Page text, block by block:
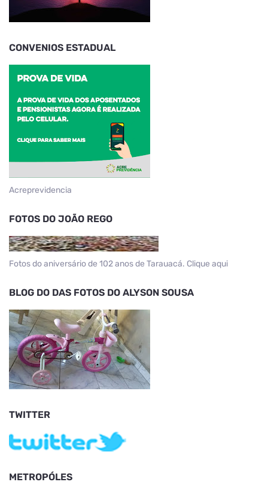
CONVENIOS ESTADUAL
Acreprevidencia
FOTOS DO JOÃO REGO
Fotos do aniversário de 102 anos de Tarauacá. Clique aqui
BLOG DO DAS FOTOS DO ALYSON SOUSA
TWITTER
METROPÓLES